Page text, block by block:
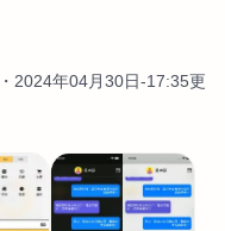
2024年04月30日-17:35更